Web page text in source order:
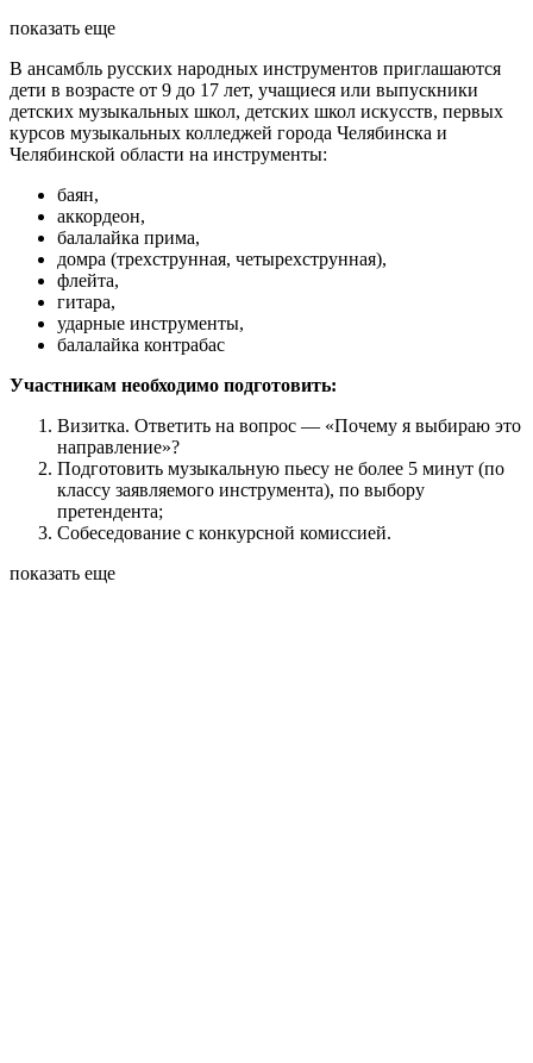
показать еще
В ансамбль русских народных инструментов приглашаются
дети в возрасте от 9 до 17 лет, учащиеся или выпускники
детских музыкальных школ, детских школ искусств, первых
курсов музыкальных колледжей города Челябинска и
Челябинской области на инструменты:
баян,
аккордеон,
балалайка прима,
домра (трехструнная, четырехструнная),
флейта,
гитара,
ударные инструменты,
балалайка контрабас
Участникам необходимо подготовить:
Визитка. Ответить на вопрос — «Почему я выбираю это
направление»?
Подготовить музыкальную пьесу не более 5 минут (по
классу заявляемого инструмента), по выбору
претендента;
Собеседование с конкурсной комиссией.
показать еще